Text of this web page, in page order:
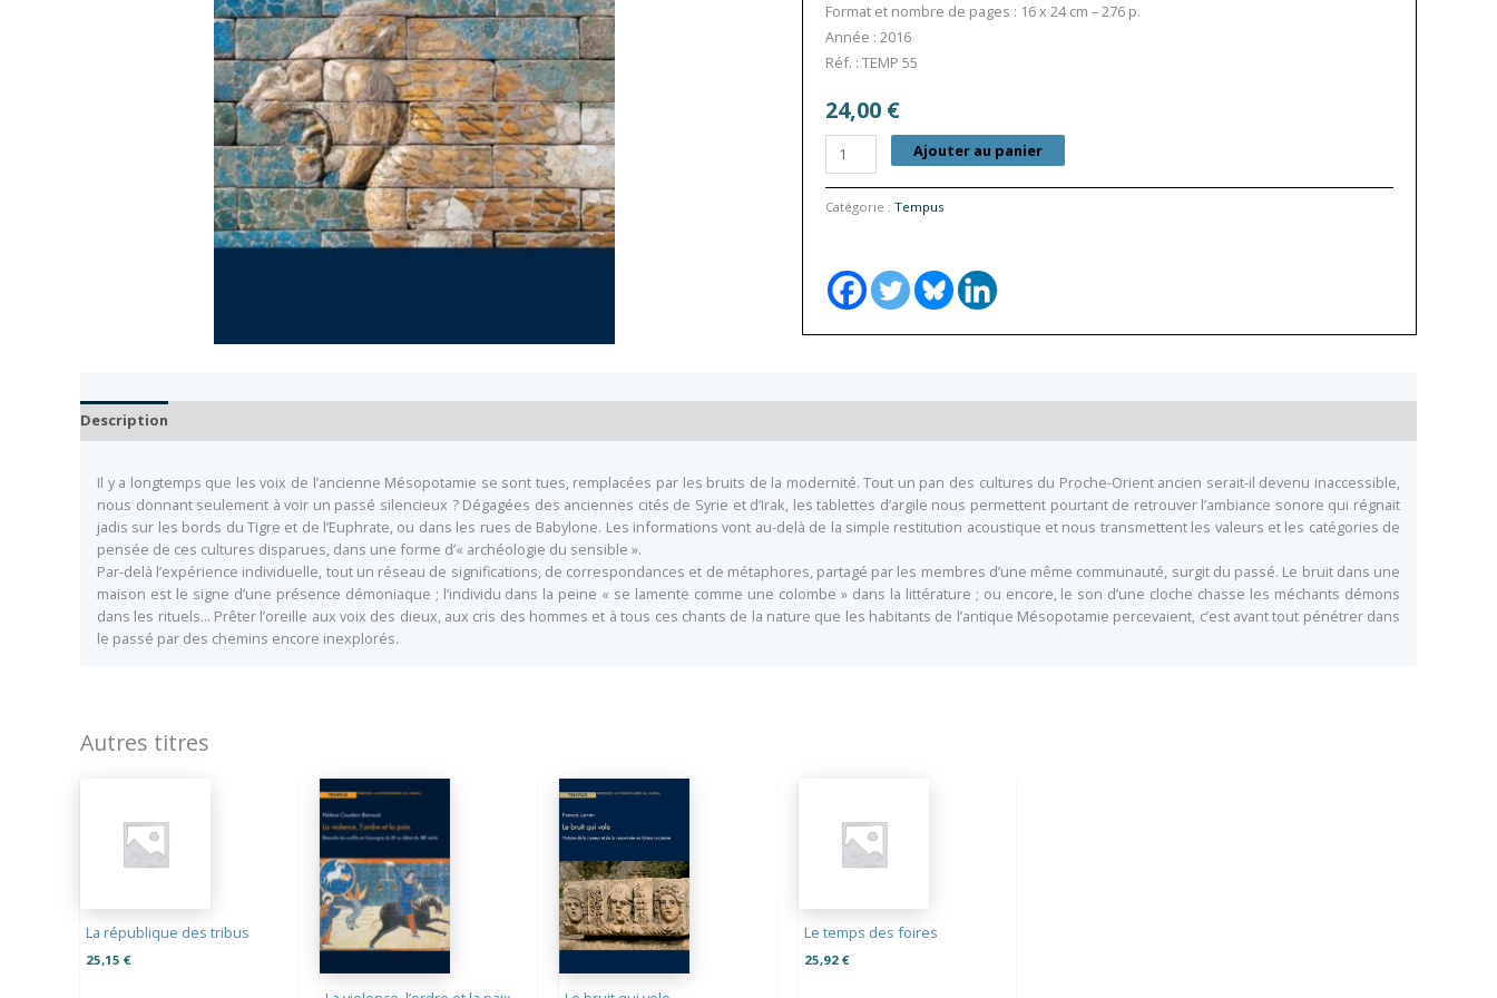
Format et nombre de pages : 16 x 24 cm – 276 p.
Année : 2016
Réf. : TEMP 55
24,00 €
quantité
de
monde
Ajouter au panier
Catégorie : Tempus
Description
Il y a longtemps que les voix de l’ancienne Mésopotamie se sont tues, remplacées par les bruits de la modernité. Tout un pan des cultures du Proche-Orient ancien serait-il devenu inaccessible,
nous donnant seulement à voir un passé silencieux ? Dégagées des anciennes cités de Syrie et d’Irak, les tablettes d’argile nous permettent pourtant de retrouver l’ambiance sonore qui régnait
jadis sur les bords du Tigre et de l’Euphrate, ou dans les rues de Babylone. Les informations vont au-delà de la simple restitution acoustique et nous transmettent les valeurs et les catégories de
pensée de ces cultures disparues, dans une forme d’« archéologie du sensible ».
Par-delà l’expérience individuelle, tout un réseau de significations, de correspondances et de métaphores, partagé par les membres d’une même communauté, surgit du passé. Le bruit dans une
maison est le signe d’une présence démoniaque ; l’individu dans la peine « se lamente comme une colombe » dans la littérature ; ou encore, le son d’une cloche chasse les méchants démons
dans les rituels… Prêter l’oreille aux voix des dieux, aux cris des hommes et à tous ces chants de la nature que les habitants de l’antique Mésopotamie percevaient, c’est avant tout pénétrer dans
le passé par des chemins encore inexplorés.
Autres titres
La république des tribus
25,15 €
Le temps des foires
25,92 €